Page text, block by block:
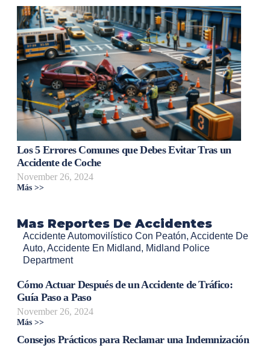
Los 5 Errores Comunes que Debes Evitar Tras un
Accidente de Coche
November 26, 2024
Más >>
Mas Reportes De Accidentes
Accidente Automovilístico Con Peatón, Accidente De
Auto, Accidente En Midland, Midland Police
Department
Cómo Actuar Después de un Accidente de Tráfico:
Guía Paso a Paso
November 26, 2024
Más >>
Consejos Prácticos para Reclamar una Indemnización